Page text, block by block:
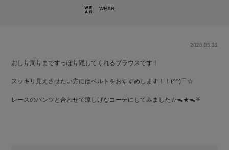
WEAR
2026.05.31
おしり周りまですっぽり隠してくれるブラウスです！
スッキリ見えさせたい方にはベルトをおすすめします！！(^^)⌒☆
レースのパンツと合わせて涼しげなコーデにしてみました☆ᯓ★ᯓ‎𖤐